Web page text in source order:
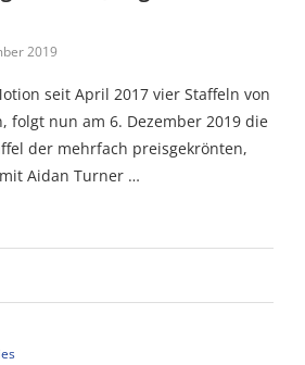
2019
seit April 2017 vier Staffeln von
folgt nun am 6. Dezember 2019 die
der mehrfach preisgekrönten,
Aidan Turner …